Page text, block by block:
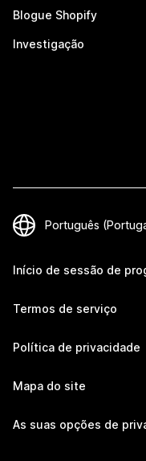
Blogue Shopify
Investigação
Início de sessão de
Termos de serviço
Política de privacidade
Mapa do site
As suas opções de